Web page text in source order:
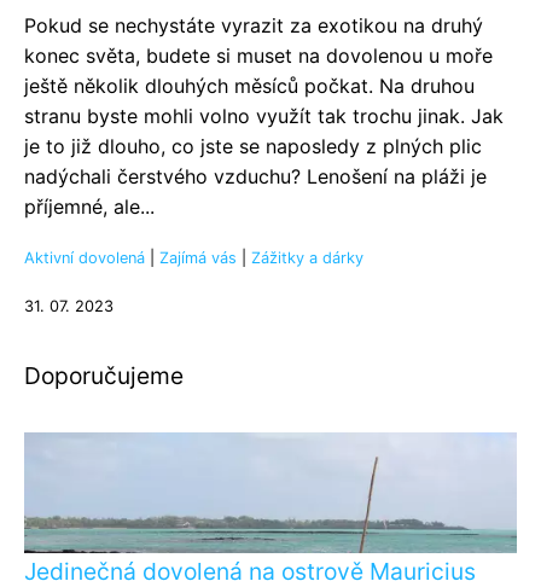
Pokud se nechystáte vyrazit za exotikou na druhý
konec světa, budete si muset na dovolenou u moře
ještě několik dlouhých měsíců počkat. Na druhou
stranu byste mohli volno využít tak trochu jinak. Jak
je to již dlouho, co jste se naposledy z plných plic
nadýchali čerstvého vzduchu? Lenošení na pláži je
příjemné, ale...
Aktivní dovolená Zajímá vás Zážitky a dárky
31. 07. 2023
Doporučujeme
Jedinečná dovolená na ostrově Mauricius